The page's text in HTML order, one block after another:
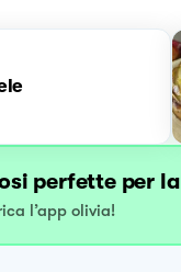
perfette per
l’app olivia!